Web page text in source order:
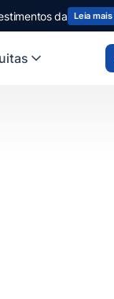
da Leia mais